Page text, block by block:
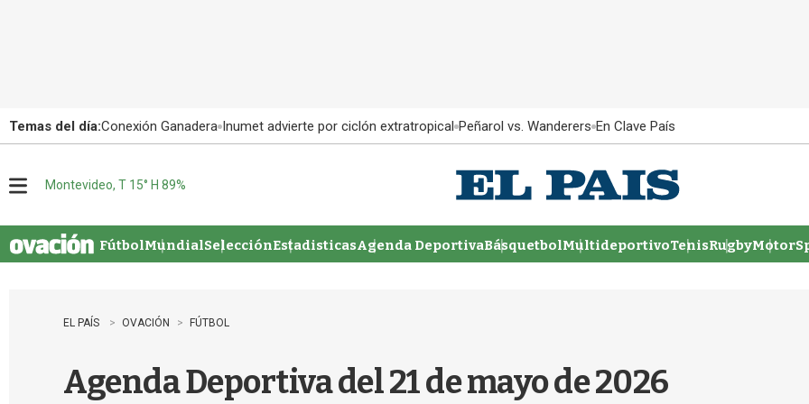
Temas del día:Conexión Ganadera Inumet advierte por ciclón extratropical Peñarol vs. Wanderers En Clave País
u
Montevideo, T 15° H 89%
FútbolMundialSelecciónEstadisticasAgenda DeportivaBásquetbolMultideportivoTenisRugby
EL PAÍS OVACIÓN FÚTBOL
Agenda Deportiva del 21 de mayo de 2026